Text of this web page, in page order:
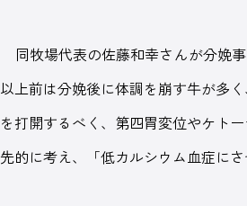
同牧場代表の佐藤和幸さんが分娩
以上前は分娩後に体調を崩す牛が多
を打開するべく、第四胃変位やケト
先的に考え、「低カルシウム血症に